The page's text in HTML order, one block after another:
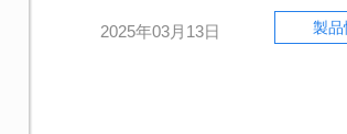
2025年03月13日 製品